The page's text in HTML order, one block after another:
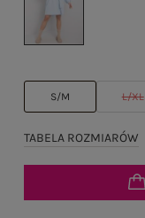
S/M L/XL
TABELA ROZMIARÓW